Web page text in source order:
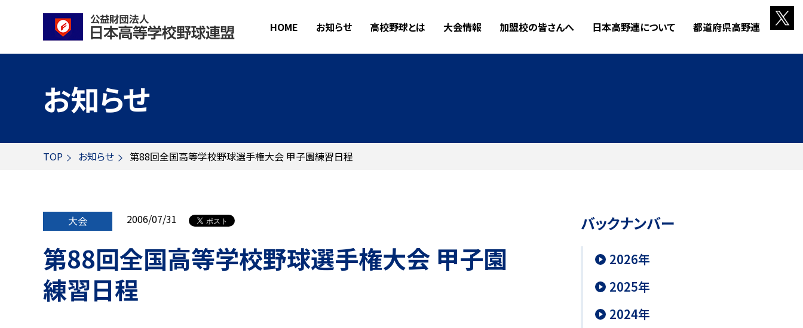
HOME お知らせ 高校野球とは 大会情報 加盟校の皆さんへ 日本高野連について 都道府県高野連
お知らせ
TOP お知らせ 第88回全国高等学校野球選手権大会 甲子園練習日程
大会 2006/07/31
第88回全国高等学校野球選手権大会 甲子園
練習日程
バックナンバー
2026年
2025年
2024年